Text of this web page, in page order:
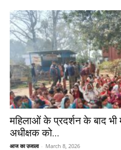
महिलाओं के प्रदर्शन के बाद भी
अधीक्षक को...
आज का उजाला - March 8, 2026